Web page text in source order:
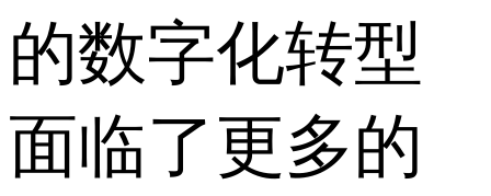
的数字化转型
面临了更多的